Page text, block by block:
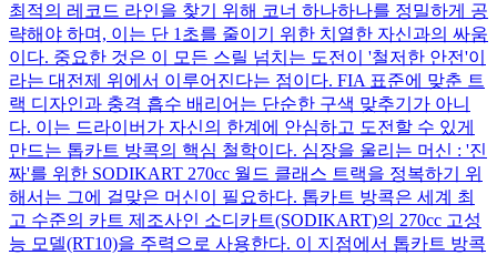
최적의 레코드 라인을 찾기 위해 코너 하나하나를 정밀하게 공
략해야 하며, 이는 단 1초를 줄이기 위한 치열한 자신과의 싸움
이다. 중요한 것은 이 모든 스릴 넘치는 도전이 '철저한 안전'이
라는 대전제 위에서 이루어진다는 점이다. FIA 표준에 맞춘 트
랙 디자인과 충격 흡수 배리어는 단순한 구색 맞추기가 아니
다. 이는 드라이버가 자신의 한계에 안심하고 도전할 수 있게
만드는 톱카트 방콕의 핵심 철학이다. 심장을 울리는 머신 : '진
짜'를 위한 SODIKART 270cc 월드 클래스 트랙을 정복하기 위
해서는 그에 걸맞은 머신이 필요하다. 톱카트 방콕은 세계 최
고 수준의 카트 제조사인 소디카트(SODIKART)의 270cc 고성
능 모델(RT10)을 주력으로 사용한다. 이 지점에서 톱카트 방콕